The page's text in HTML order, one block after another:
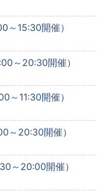
～15:30開催）
～20:30開催）
～11:30開催）
～20:30開催）
～20:00開催）